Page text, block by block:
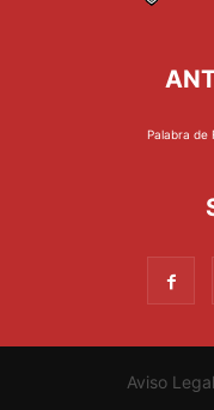
Palabra de
Aviso Legal